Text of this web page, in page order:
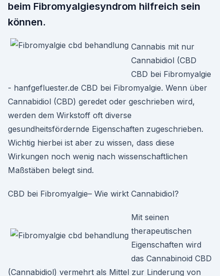
beim Fibromyalgiesyndrom hilfreich sein
können.
Cannabis mit nur
Cannabidiol (CBD
CBD bei Fibromyalgie
- hanfgefluester.de CBD bei Fibromyalgie. Wenn über
Cannabidiol (CBD) geredet oder geschrieben wird,
werden dem Wirkstoff oft diverse
gesundheitsfördernde Eigenschaften zugeschrieben.
Wichtig hierbei ist aber zu wissen, dass diese
Wirkungen noch wenig nach wissenschaftlichen
Maßstäben belegt sind.
CBD bei Fibromyalgie– Wie wirkt Cannabidiol?
Mit seinen
therapeutischen
Eigenschaften wird
das Cannabinoid CBD
(Cannabidiol) vermehrt als Mittel zur Linderung von